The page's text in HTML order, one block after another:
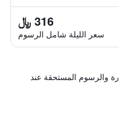
316 ﷼
سعر الليلة شامل الرسوم
والرسوم المستحقة عند